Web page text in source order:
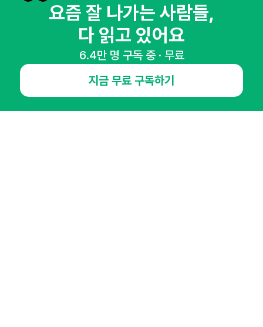
매주 화요일 아침,
마케팅 감각을 깨워 드릴게요!
요즘 잘 나가는 사람들,
다 읽고 있어요
6.4만 명 구독 중 · 무료
지금 무료 구독하기